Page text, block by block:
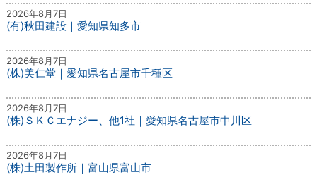
2026年8月7日
(有)秋田建設｜愛知県知多市
2026年8月7日
(株)美仁堂｜愛知県名古屋市千種区
2026年8月7日
(株)ＳＫＣエナジー、他1社｜愛知県名古屋市中川区
2026年8月7日
(株)土田製作所｜富山県富山市